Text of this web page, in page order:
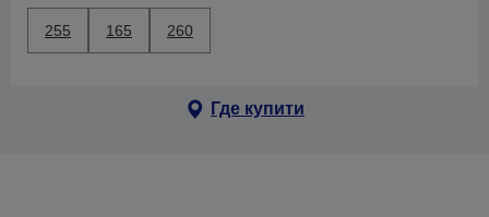
255 165 260
Где купити